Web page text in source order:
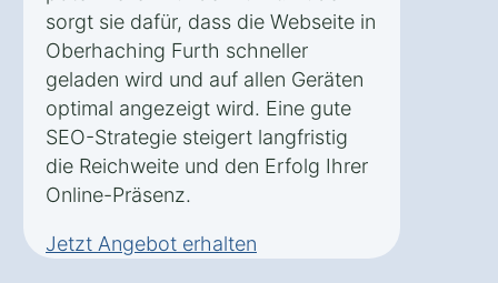
sorgt sie dafür, dass die Webseite in
Oberhaching Furth schneller
geladen wird und auf allen Geräten
optimal angezeigt wird. Eine gute
SEO-Strategie steigert langfristig
die Reichweite und den Erfolg Ihrer
Online-Präsenz.
Jetzt Angebot erhalten